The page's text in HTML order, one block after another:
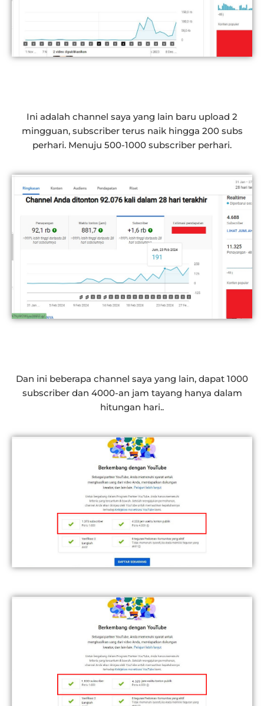
Ini adalah channel saya yang lain baru upload 2
mingguan, subscriber terus naik hingga 200 subs
perhari. Menuju 500-1000 subscriber perhari.
Dan ini beberapa channel saya yang lain, dapat 1000
subscriber dan 4000-an jam tayang hanya dalam
hitungan hari..